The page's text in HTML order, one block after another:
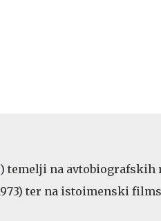
) temelji na avtobiografskih
ter na istoimenski